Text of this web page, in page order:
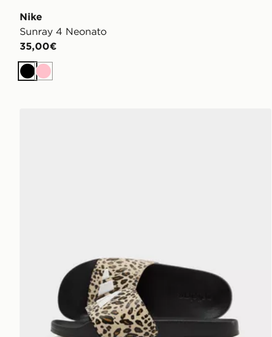
Nike
Sunray 4 Neonato
35,00€
NeroRosa